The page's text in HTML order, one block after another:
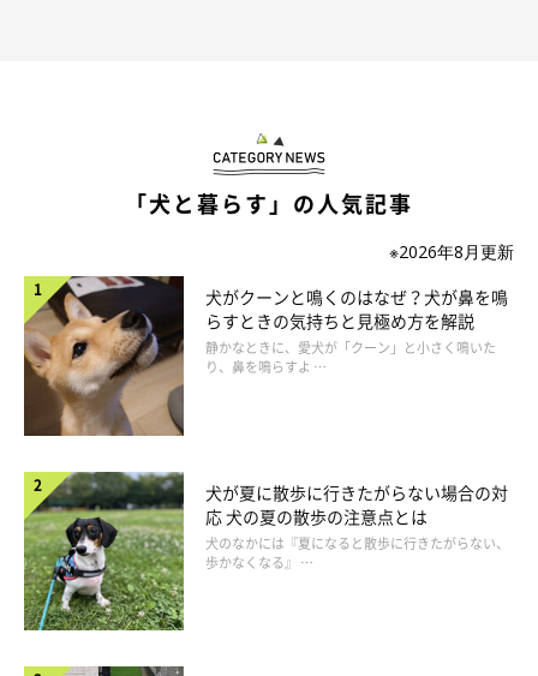
クレートは、中で一回転できて足や鼻先がはみ出さない
サイズ
に犬がフセをしたときに、クレートからはみ出さないサイズがジ
ャストです。子犬なら、成犬になったときのサイズを想定して買
いましょう。
「犬と暮らす」の人気記事
※2026年8月更新
犬がクーンと鳴くのはなぜ？犬が鼻を鳴
らすときの気持ちと見極め方を解説
静かなときに、愛犬が「クーン」と小さく鳴いた
り、鼻を鳴らすよ …
犬が夏に散歩に行きたがらない場合の対
応 犬の夏の散歩の注意点とは
犬のなかには『夏になると散歩に行きたがらない、
歩かなくなる』 …